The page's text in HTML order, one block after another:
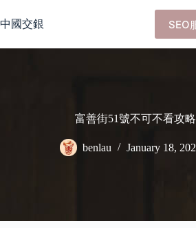
to
content
中國交銀 SEO
富善街51號不可不看攻略
benlau January 18,